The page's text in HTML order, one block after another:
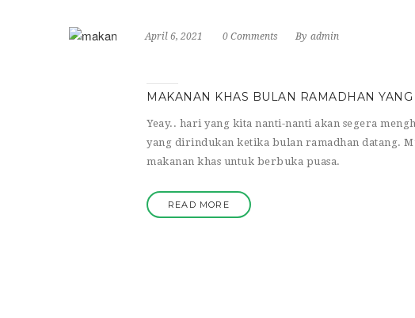
April 6, 2021 0 Comments By admin
MAKANAN KHAS BULAN RAMADHAN
Yeay.. hari yang kita nanti-nanti akan segera
yang dirindukan ketika bulan ramadhan datang.
makanan khas untuk berbuka puasa.
READ MORE